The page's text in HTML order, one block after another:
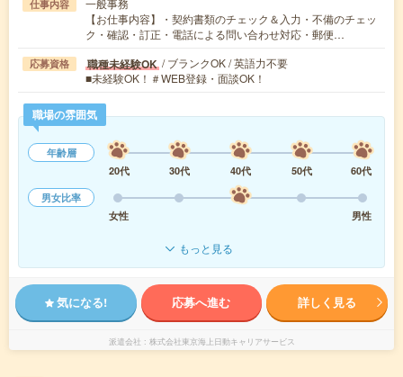
仕事内容
【お仕事内容】・契約書類のチェック＆入力・不備のチェッ
ク・確認・訂正・電話による問い合わせ対応・郵便…
応募資格 職種未経験OK / ブランクOK / 英語力不要
■未経験OK！＃WEB登録・面談OK！
職場の雰囲気
年齢層
20代
30代 40代 50代
60代
男女比率
女性
男性
もっと見る
気になる! 応募へ進む 詳しく見る
派遣会社 株式会社東京海上日動キャリアサービス